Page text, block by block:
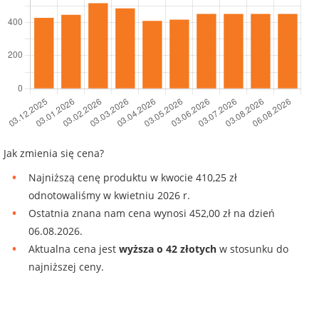
Jak zmienia się cena?
Najniższą cenę produktu w kwocie 410,25 zł
odnotowaliśmy w kwietniu 2026 r.
Ostatnia znana nam cena wynosi 452,00 zł na dzień
06.08.2026.
Aktualna cena jest wyższa o 42 złotych w stosunku do
najniższej ceny.